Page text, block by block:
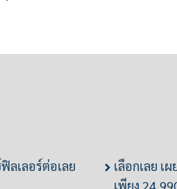
ลเลอร์ต่อเลย
เลือกเลย เ
เพียง